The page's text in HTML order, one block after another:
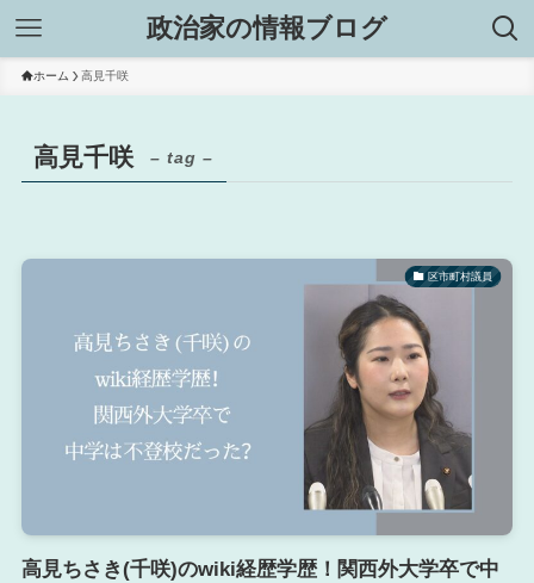
政治家の情報ブログ
ホーム 高見千咲
高見千咲 – tag –
区市町村議員
高見ちさき(千咲)のwiki経歴学歴！関西外大学卒で中